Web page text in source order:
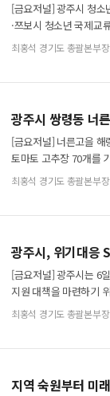
[금요저널] 광주시 청소
·쯔보시 청소년 국제교
광주시에서 진행된 한
최홍석 경기도 총괄본부장
광주시 쌍령동 너
[금요저널] 너른고을 해
토마토 고추장 70개를
사업’에 선정돼 추진된
최홍석 경기도 총괄본부장
광주시, 위기대응
[금요저널] 광주시는 6
지원 대책을 마련하기
희망복지지원단, 초월
최홍석 경기도 총괄본부장
지역 숙원부터 미